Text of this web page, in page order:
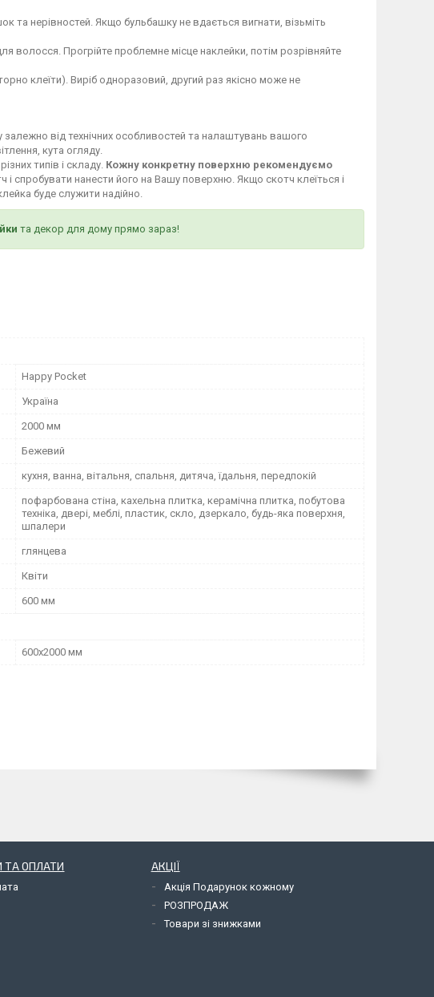
нерівностей. Якщо бульбашку не вдається вигнати, візьміть
волосся. Прогрійте проблемне місце наклейки, потім розрівняйте
клеїти). Виріб одноразовий, другий раз якісно може не
залежно від технічних особливостей та налаштувань вашого
кута огляду.
типів і складу. Кожну конкретну поверхню рекомендуємо
спробувати нанести його на Вашу поверхню. Якщо скотч клеїться і
буде служити надійно.
та декор для дому прямо зараз!
Happy Pocket
Україна
2000 мм
Бежевий
кухня, ванна, вітальня, спальня, дитяча, їдальня, передпокій
пофарбована стіна, кахельна плитка, керамічна плитка, побутова
техніка, двері, меблі, пластик, скло, дзеркало, будь-яка поверхня,
шпалери
глянцева
Квіти
600 мм
600х2000 мм
ТА ОПЛАТИ АКЦІЇ
Акція Подарунок кожному
РОЗПРОДАЖ
Товари зі знижками